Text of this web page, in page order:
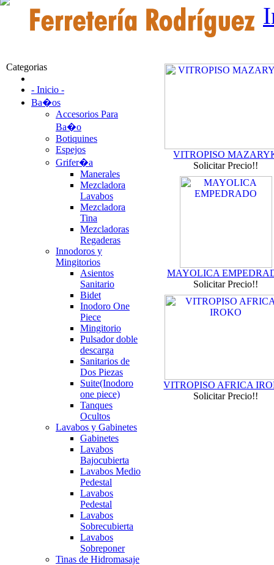
Categorias
- Inicio -
Ba�os
Accesorios Para
Ba�o
Botiquines
Espejos
Grifer�a
Manerales
Mezcladora
Lavabos
Mezcladora
Tina
Mezcladoras
Regaderas
Innodoros y
Mingitorios
Asientos
Sanitario
Bidet
Inodoro One
Piece
Mingitorio
Pulsador doble
descarga
Sanitarios de
Dos Piezas
Suite(Inodoro
one piece)
Tanques
Ocultos
Lavabos y Gabinetes
Gabinetes
Lavabos
Bajocubierta
Lavabos Medio
Pedestal
Lavabos
Pedestal
Lavabos
Sobrecubierta
Lavabos
Sobreponer
Tinas de Hidromasaje
VITROPISO
Solicitar Precio!!
MAYOLICA
Solicitar Precio!!
VITROPISO AFRICA
Solicitar Precio!!